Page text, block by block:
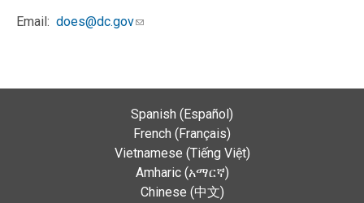
Email: does@dc.gov
Spanish (Español)
French (Français)
Vietnamese (Tiếng Việt)
Amharic (አማርኛ)
Chinese (中文)